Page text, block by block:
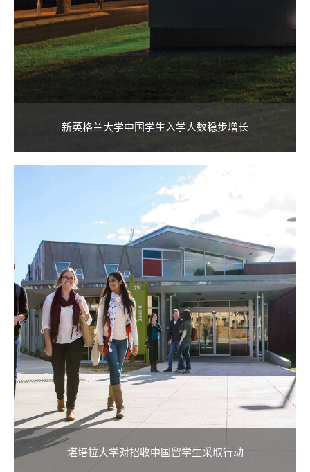
新英格兰大学中国学生入学人数稳步增长
堪培拉大学对招收中国留学生采取行动